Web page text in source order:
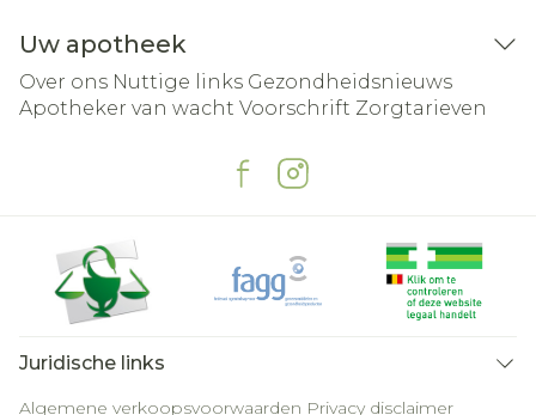
Uw apotheek
Over ons Nuttige links Gezondheidsnieuws
Apotheker van wacht Voorschrift Zorgtarieven
Juridische links
Algemene verkoopsvoorwaarden Privacy disclaimer